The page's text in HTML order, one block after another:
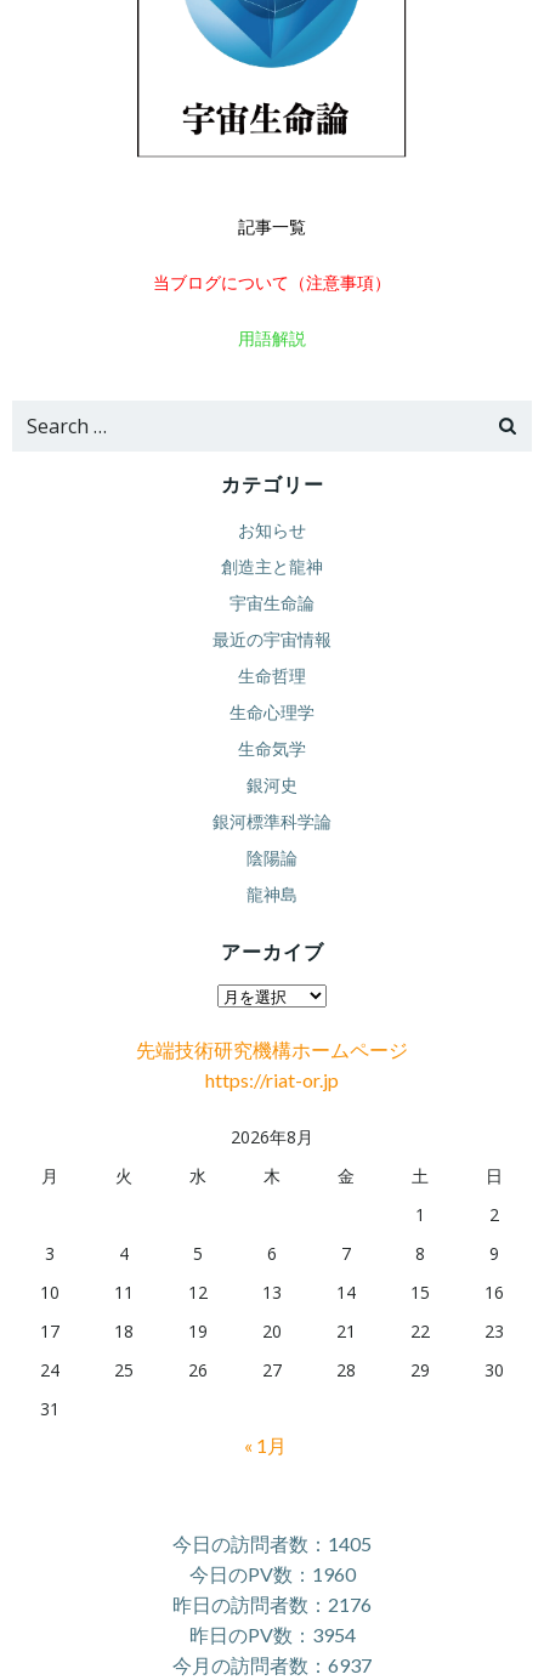
記事一覧
当ブログについて（注意事項）
用語解説
Search
カテゴリー
お知らせ
創造主と龍神
宇宙生命論
最近の宇宙情報
生命哲理
生命心理学
生命気学
銀河史
銀河標準科学論
陰陽論
龍神島
アーカイブ
ア
カ
イ
先端技術研究機構ホームページ
https://riat-or.jp
2026年8月
月
火 水 木 金 土
日
1
2
3
4 5 6 7 8
9
10
11 12 13 14 15
16
17
18 19 20 21 22
23
24
25 26 27 28 29
30
31
« 1月
今日の訪問者数：1405
今日のPV数：1960
昨日の訪問者数：2176
昨日のPV数：3954
今月の訪問者数：6937